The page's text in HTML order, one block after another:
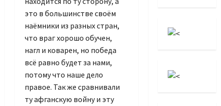
это в большинстве своём
наёмники из разных стран,
что враг хорошо обучен,
нагл и коварен, но победа
всё равно будет за нами,
потому что наше дело
правое. Так же сравнивали
ту афганскую войну и эту